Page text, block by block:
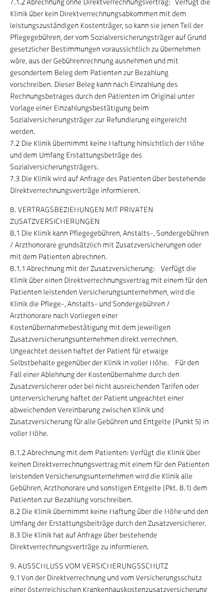
Klinik über kein Direktverrechnungsabkommen mit dem
leistungszuständigen Kostenträger, so kann sie jenen Teil der
Pflegegebühren, der vom Sozialversicherungsträger auf Grund
gesetzlicher Bestimmungen voraussichtlich zu übernehmen
wäre, aus der Gebührenrechnung ausnehmen und mit
gesondertem Beleg dem Patienten zur Bezahlung
vorschreiben. Dieser Beleg kann nach Einzahlung des
Rechnungsbetrages durch den Patienten im Original unter
Vorlage einer Einzahlungsbestätigung beim
Sozialversicherungsträger zur Refundierung eingereicht
werden.
7.2 Die Klinik übernimmt keine Haftung hinsichtlich der Höhe
und dem Umfang Erstattungsbeträge des
Sozialversicherungsträgers.
7.3 Die Klinik wird auf Anfrage des Patienten über bestehende
Direktverrechnungsverträge informieren.
8. VERTRAGSBEZIEHUNGEN MIT PRIVATEN
ZUSATZVERSICHERUNGEN
8.1 Die Klinik kann Pflegegebühren, Anstalts-, Sondergebühren
/ Arzthonorare grundsätzlich mit Zusatzversicherungen oder
mit dem Patienten abrechnen.
8.1.1 Abrechnung mit der Zusatzversicherung: Verfügt die
Klinik über einen Direktverrechnungsvertrag mit einem für den
Patienten leistenden Versicherungsunternehmen, wird die
Klinik die Pflege-, Anstalts- und Sondergebühren /
Arzthonorare nach Vorliegen einer
Kostenübernahmebestätigung mit dem jeweiligen
Zusatzversicherungsunternehmen direkt verrechnen.
Ungeachtet dessen haftet der Patient für etwaige
Selbstbehalte gegenüber der Klinik in voller Höhe. Für den
Fall einer Ablehnung der Kostenübernahme durch den
Zusatzversicherer oder bei nicht ausreichenden Tarifen oder
Unterversicherung haftet der Patient ungeachtet einer
abweichenden Vereinbarung zwischen Klinik und
Zusatzversicherung für alle Gebühren und Entgelte (Punkt 5) in
voller Höhe.
8.1.2 Abrechnung mit dem Patienten: Verfügt die Klinik über
keinen Direktverrechnungsvertrag mit einem für den Patienten
leistenden Versicherungsunternehmen wird die Klinik alle
Gebühren, Arzthonorare und sonstigen Entgelte (Pkt. 8.1) dem
Patienten zur Bezahlung vorschreiben.
8.2 Die Klinik übernimmt keine Haftung über die Höhe und den
Umfang der Erstattungsbeiträge durch den Zusatzversicherer.
8.3 Die Klinik hat auf Anfrage über bestehende
Direktverrechnungsverträge zu informieren.
9. AUSSCHLUSS VOM VERSICHERUNGSSCHUTZ
9.1 Von der Direktverrechnung und vom Versicherungsschutz
einer österreichischen Krankenhauskostenzusatzversicherung